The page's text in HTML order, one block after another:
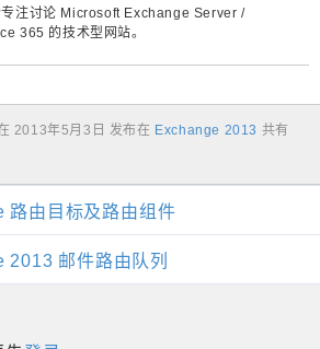
注讨论 Microsoft Exchange Server /
365 的技术型网站。
2013年5月3日 发布在 Exchange 2013 共有
路由目标及路由组件
2013 邮件路由队列